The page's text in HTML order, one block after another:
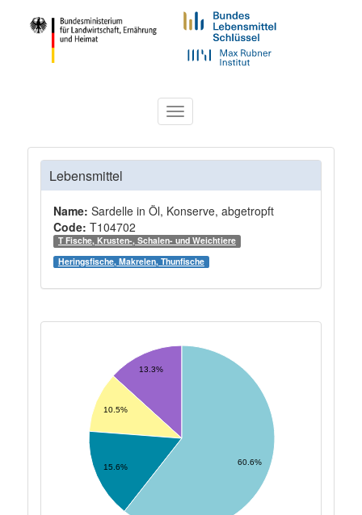
Toggle
navigation
Lebensmittel
Name: Sardelle in Öl, Konserve, abgetropft
Code: T104702
T Fische, Krusten-, Schalen- und Weichtiere
Heringsfische, Makrelen, Thunfische
13.3%
10.5%
15.6%
60.6%